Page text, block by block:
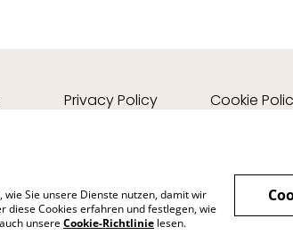
Privacy Policy Cookie
Sie unsere Dienste nutzen, damit wir
diese Cookies erfahren und festlegen, wie
unsereCookie-Richtlinie lesen.